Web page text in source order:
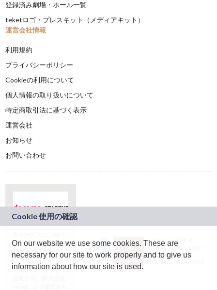
登録済み劇場・ホール一覧
teketロゴ・プレスキット（メディアキット）
運営会社情報
利用規約
プライバシーポリシー
Cookieの利用について
個人情報の取り扱いについて
特定商取引法に基づく表示
運営会社
お知らせ
お問い合わせ
ドコモグループの新
規事業創出プログラ
ム「docomo
STARTUP」を通じて
JASRAC許諾番号：
9024936001Y45037
JASRAC許諾番号：
On our website we use some cookies. These are
necessary for our site to work properly and to give us
information about how our site is used.